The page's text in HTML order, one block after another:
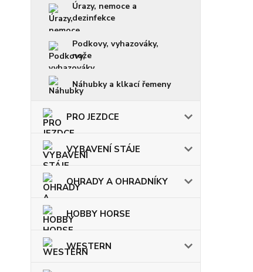
Úrazy, nemoce a
dezinfekce
Podkovy, vyhazováky,
nože
Náhubky a klkací řemeny
PRO JEZDCE
VYBAVENÍ STÁJE
OHRADY A OHRADNÍKY
HOBBY HORSE
WESTERN